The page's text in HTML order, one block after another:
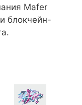
Mafer
блокчейн-